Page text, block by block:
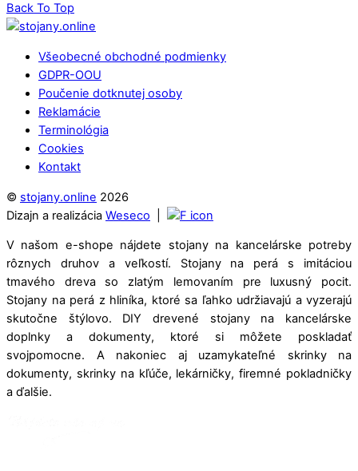
Back To Top
Všeobecné obchodné podmienky
GDPR-OOU
Poučenie dotknutej osoby
Reklamácie
Terminológia
Cookies
Kontakt
© stojany.online 2026
Dizajn a realizácia Weseco
V našom e-shope nájdete stojany na kancelárske potreby
rôznych druhov a veľkostí. Stojany na perá s imitáciou
tmavého dreva so zlatým lemovaním pre luxusný pocit.
Stojany na perá z hliníka, ktoré sa ľahko udržiavajú a vyzerajú
skutočne štýlovo. DIY drevené stojany na kancelárske
doplnky a dokumenty, ktoré si môžete poskladať
svojpomocne. A nakoniec aj uzamykateľné skrinky na
dokumenty, skrinky na kľúče, lekárničky, firemné pokladničky
a ďalšie.